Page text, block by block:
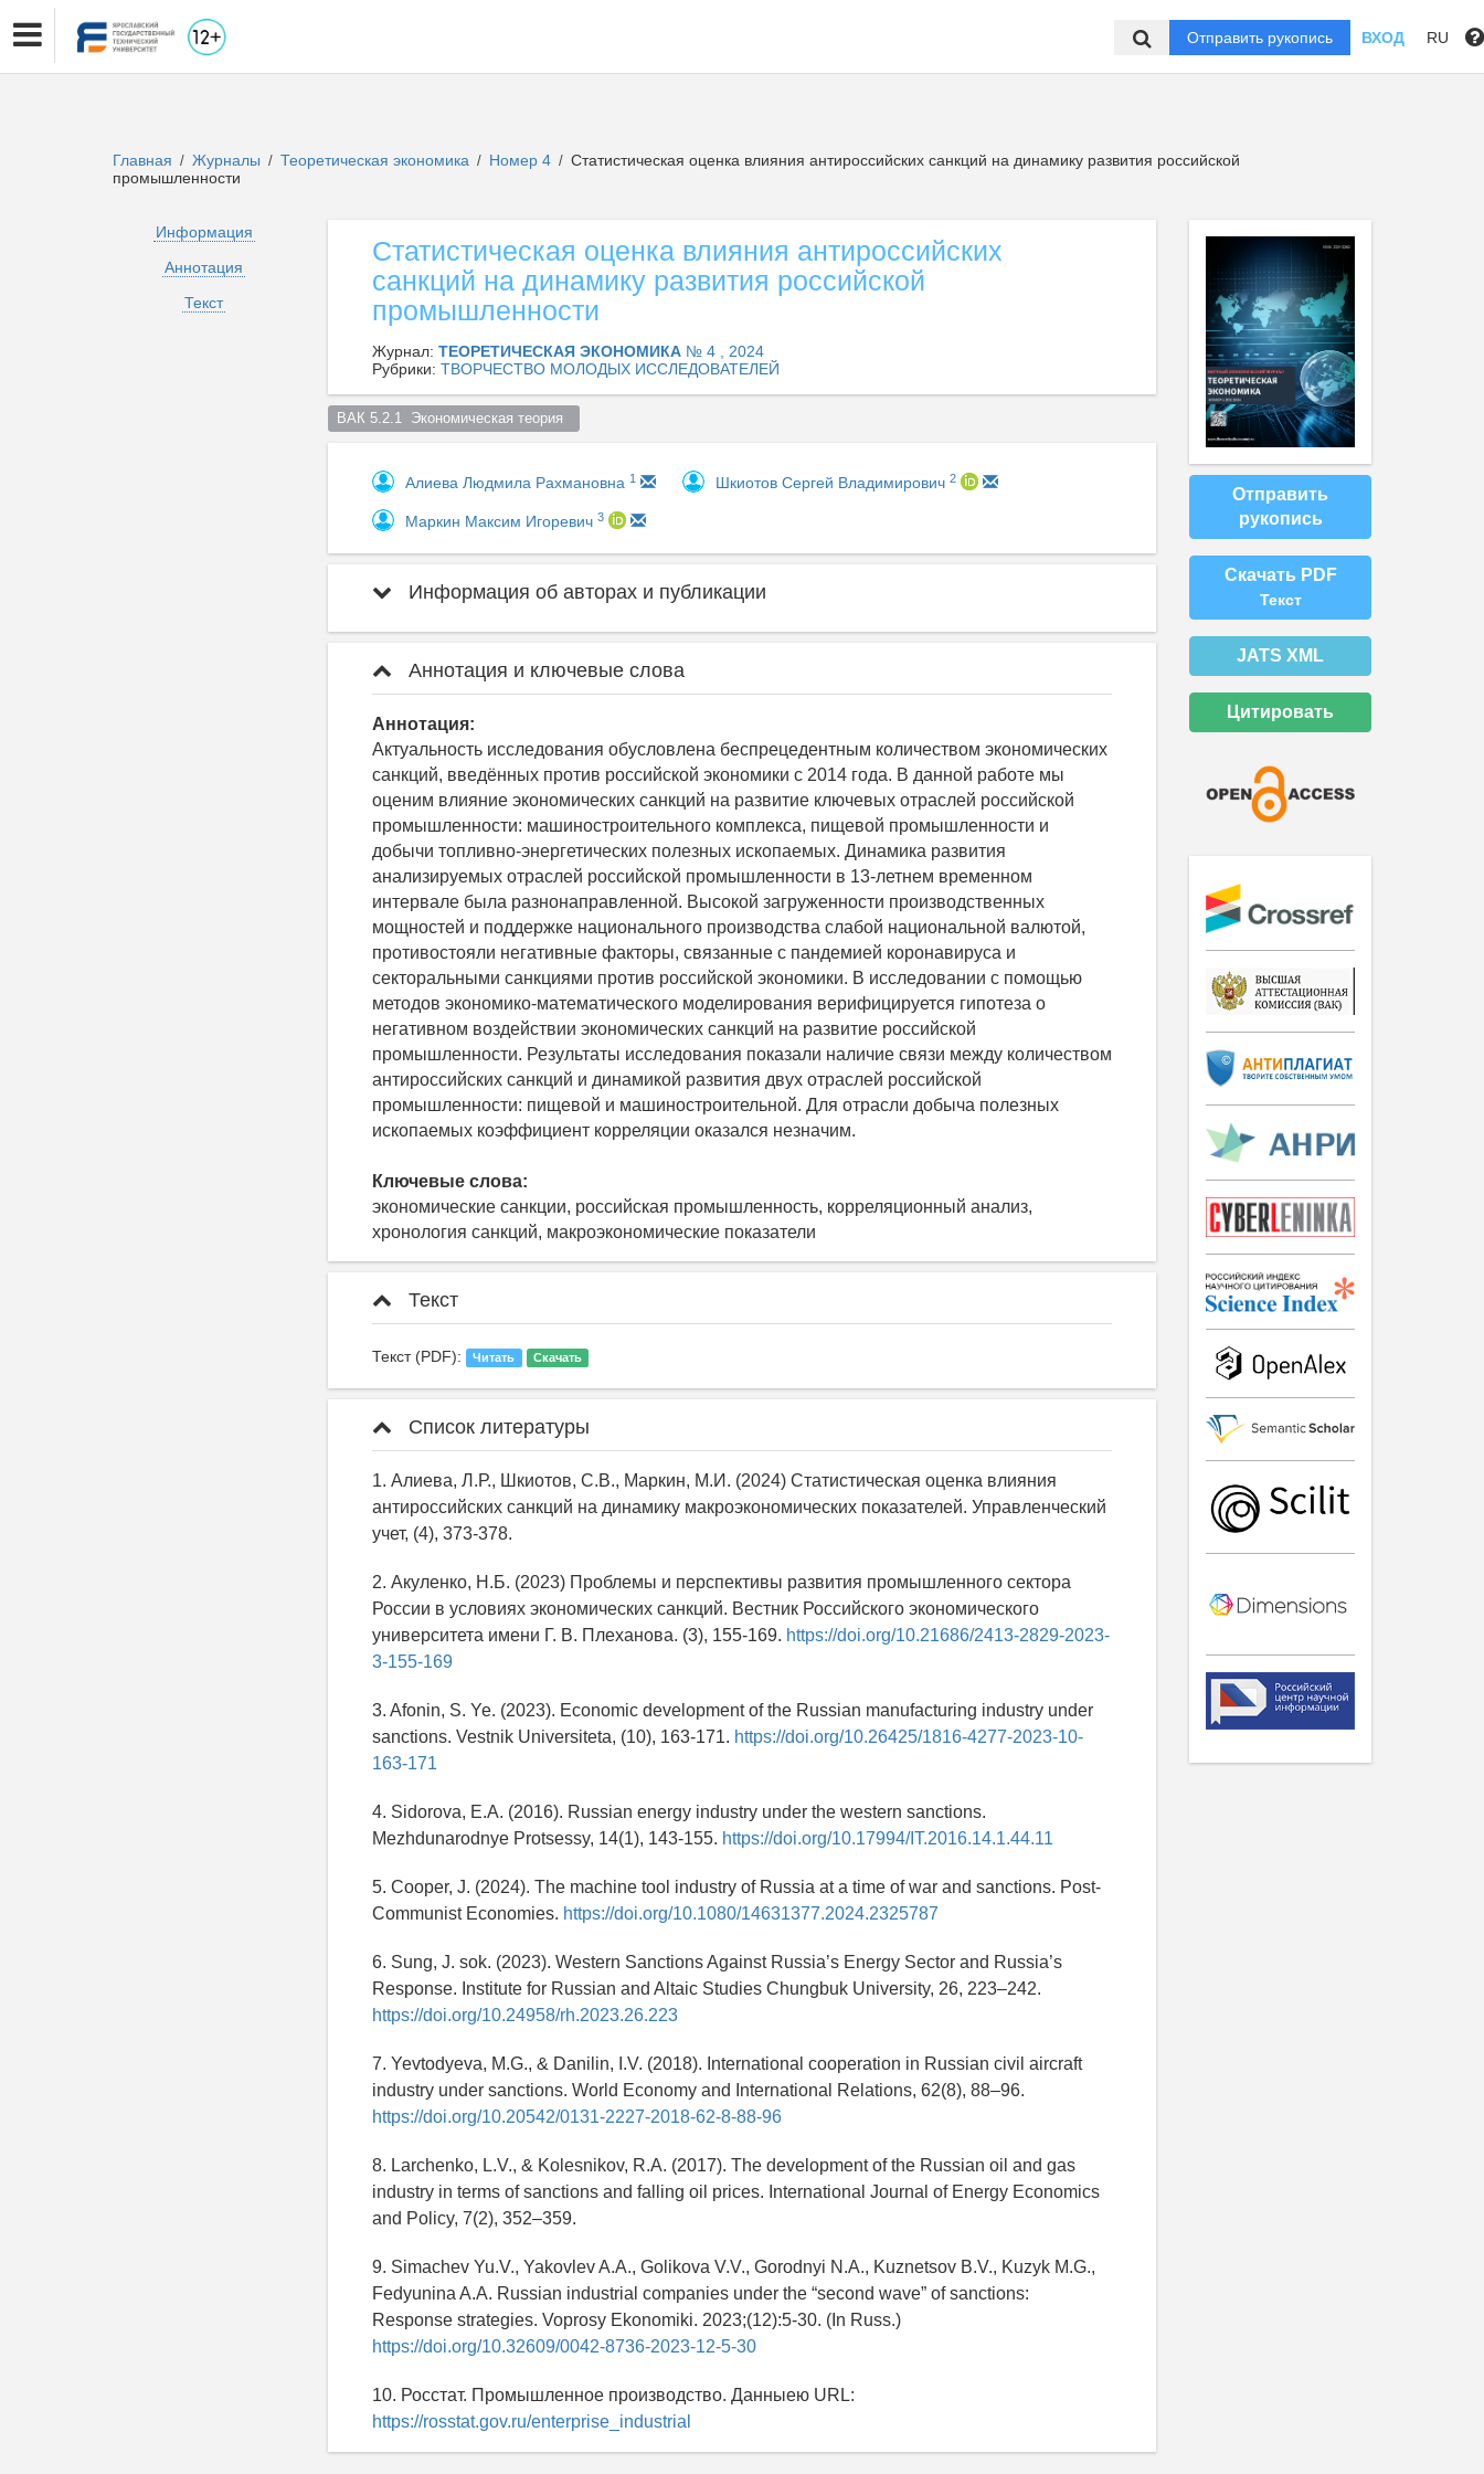
Отправить рукопись ВХОД RU
Главная / Журналы / Теоретическая экономика / Номер 4 / Статистическая оценка влияния антироссийских санкций на динамику развития российской
промышленности
Информация
Аннотация
Текст
Статистическая оценка влияния антироссийских
санкций на динамику развития российской
промышленности
Журнал: ТЕОРЕТИЧЕСКАЯ ЭКОНОМИКА № 4 , 2024
Рубрики: ТВОРЧЕСТВО МОЛОДЫХ ИССЛЕДОВАТЕЛЕЙ
ВАК 5.2.1  Экономическая теория
Алиева Людмила Рахмановна 1 Шкиотов Сергей Владимирович 2
Маркин Максим Игоревич 3
Информация об авторах и публикации
Аннотация и ключевые слова
Аннотация:
Актуальность исследования обусловлена беспрецедентным количеством экономических
санкций, введённых против российской экономики с 2014 года. В данной работе мы
оценим влияние экономических санкций на развитие ключевых отраслей российской
промышленности: машиностроительного комплекса, пищевой промышленности и
добычи топливно-энергетических полезных ископаемых. Динамика развития
анализируемых отраслей российской промышленности в 13-летнем временном
интервале была разнонаправленной. Высокой загруженности производственных
мощностей и поддержке национального производства слабой национальной валютой,
противостояли негативные факторы, связанные с пандемией коронавируса и
секторальными санкциями против российской экономики. В исследовании с помощью
методов экономико-математического моделирования верифицируется гипотеза о
негативном воздействии экономических санкций на развитие российской
промышленности. Результаты исследования показали наличие связи между количеством
антироссийских санкций и динамикой развития двух отраслей российской
промышленности: пищевой и машиностроительной. Для отрасли добыча полезных
ископаемых коэффициент корреляции оказался незначим.
Ключевые слова:
экономические санкции, российская промышленность, корреляционный анализ,
хронология санкций, макроэкономические показатели
Текст
Текст (PDF): Читать Скачать
Список литературы
1. Алиева, Л.Р., Шкиотов, С.В., Маркин, М.И. (2024) Статистическая оценка влияния
антироссийских санкций на динамику макроэкономических показателей. Управленческий
учет, (4), 373-378.
2. Акуленко, Н.Б. (2023) Проблемы и перспективы развития промышленного сектора
России в условиях экономических санкций. Вестник Российского экономического
университета имени Г. В. Плеханова. (3), 155-169. https://doi.org/10.21686/2413-2829-2023-
3-155-169
3. Afonin, S. Ye. (2023). Economic development of the Russian manufacturing industry under
sanctions. Vestnik Universiteta, (10), 163-171. https://doi.org/10.26425/1816-4277-2023-10-
163-171
4. Sidorova, E.A. (2016). Russian energy industry under the western sanctions.
Mezhdunarodnye Protsessy, 14(1), 143-155. https://doi.org/10.17994/IT.2016.14.1.44.11
5. Cooper, J. (2024). The machine tool industry of Russia at a time of war and sanctions. Post-
Communist Economies. https://doi.org/10.1080/14631377.2024.2325787
6. Sung, J. sok. (2023). Western Sanctions Against Russia’s Energy Sector and Russia’s
Response. Institute for Russian and Altaic Studies Chungbuk University, 26, 223–242.
https://doi.org/10.24958/rh.2023.26.223
7. Yevtodyeva, M.G., & Danilin, I.V. (2018). International cooperation in Russian civil aircraft
industry under sanctions. World Economy and International Relations, 62(8), 88–96.
https://doi.org/10.20542/0131-2227-2018-62-8-88-96
8. Larchenko, L.V., & Kolesnikov, R.A. (2017). The development of the Russian oil and gas
industry in terms of sanctions and falling oil prices. International Journal of Energy Economics
and Policy, 7(2), 352–359.
9. Simachev Yu.V., Yakovlev A.A., Golikova V.V., Gorodnyi N.A., Kuznetsov B.V., Kuzyk M.G.,
Fedyunina A.A. Russian industrial companies under the “second wave” of sanctions:
Response strategies. Voprosy Ekonomiki. 2023;(12):5-30. (In Russ.)
https://doi.org/10.32609/0042-8736-2023-12-5-30
10. Росстат. Промышленное производство. Данныею URL:
https://rosstat.gov.ru/enterprise_industrial
Отправить
рукопись
Скачать PDF
Текст
JATS XML
Цитировать